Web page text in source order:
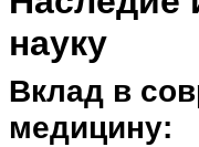
науку
Вклад в
медицину: